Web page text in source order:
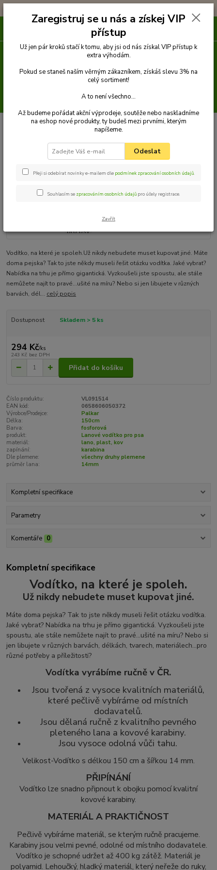
Venčení Vodítka Klasická vodítka lanová
Vodítko klasické 14
Palkar vodítko pro psy 150 cm x 14 mm černo-fosforová
Palkar vodítko pro psy 150 cm x
14 mm černo-fosforová
Vodítko, na které je spoleh.Už nikdy nebudete muset kupovat jiné. Máte
doma pejska? Tak to jste někdy museli řešit otázku vodítka. Jaké vybrat?
Nabídka na trhu je přímo gigantická. Vyzkoušeli jste spoustu, ale stále
nemůžete najít to pravé...ušité na míru? Nebo si jen libujete v různých
barvách, dél... celý popis
Dostupnost Skladem > 5 ks
294 Kč/ks
243 Kč bez DPH
Přidat do košíku
Číslo produktu:
VL091514
EAN kód:
0658606050372
Výrobce/Prodejce:
Palkar
Délka:
150cm
Barva:
fosforová
produkt:
Lanové vodítko pro psa
materiál:
lano, plast, kov
zapínání:
karabina
Dle plemene:
všechny druhy plemene
průměr lana:
14mm
Kompletní specifikace
Parametry
Komentáře 0
Kompletní specifikace
Vodítko, na které je spoleh.
Už nikdy nebudete muset kupovat jiné.
Máte doma pejska? Tak to jste někdy museli řešit otázku vodítka.
Jaké vybrat? Nabídka na trhu je přímo gigantická. Vyzkoušeli jste
spoustu, ale stále nemůžete najít to pravé...ušité na míru? Nebo si
jen libujete v různých barvách, délkách, tvarech, materiálech...pro
různé potřeby a příležitosti?
Vodítka vyrábíme ručně v ČR.
Jsou tvořená z vysoce kvalitních materiálů,
které pečlivě vybíráme od místních
dodavatelů.
Jsou dělaná ručně z kvalitního pevného
pleteného lana a kovové karabiny.
Jsou vysoce odolná vůči tahu.
Velikost-Vodítko s délkou 150 cm a šířkou 14 mm.
PŘIPÍNÁNÍ
Vodítko lze snadno připnout k obojku pomocí kvalitní
kovové karabiny.
MATERIÁL A PRAKTIČNOST
Pečlivě vybíráme materiál, se kterým ručně pracujeme.
Karabiny jsou velmi pevné, odolné od místního dodavatele.
Vodítko je schopné udržet až 400 kg zátěž. Materiál je
polyamid. Lehoučký, hladký materiál, který neřeže do ruky,
Zaregistruj se u nás a získej VIP
přístup
Už jen pár kroků stačí k tomu, aby jsi od nás získal VIP přístup k
extra výhodám.
Pokud se staneš naším věrným zákazníkem, získáš slevu 3% na
celý sortiment!
A to není všechno...
Až budeme pořádat akční výprodeje, soutěže nebo naskladníme
na eshop nové produkty, ty budeš mezi prvními, kterým
napíšeme.
Odeslat
Přeji si odebírat novinky e-mailem dle podmínek zpracování osobních údajů.
Souhlasím se zpracováním osobních údajů pro účely registrace.
Zavřít